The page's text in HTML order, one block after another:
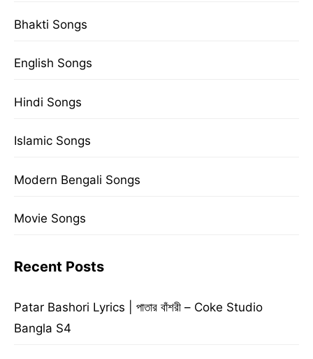
Bhakti Songs
English Songs
Hindi Songs
Islamic Songs
Modern Bengali Songs
Movie Songs
Recent Posts
Patar Bashori Lyrics | পাতার বাঁশরী – Coke Studio
Bangla S4